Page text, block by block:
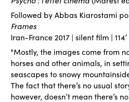
Followed by Abbas Kiarostami
Frames
Iran-France 2017 | silent film |
"Mostly, the images come from
horses and other animals, in
seascapes to snowy
The fact that there’s no usual
however, doesn’t mean there’s